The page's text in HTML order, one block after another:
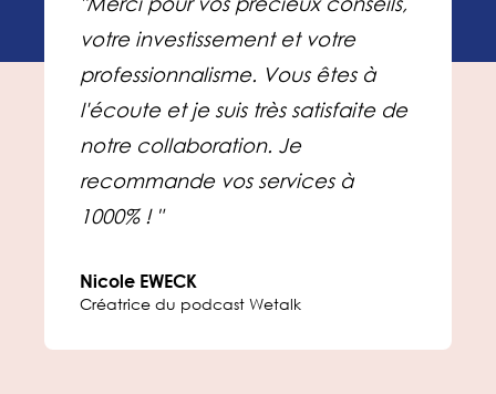
votre investissement et votre
professionnalisme. Vous êtes à
l'écoute et je suis très satisfaite de
notre collaboration. Je
recommande vos services à
1000% ! "
Nicole EWECK
Créatrice du podcast Wetalk